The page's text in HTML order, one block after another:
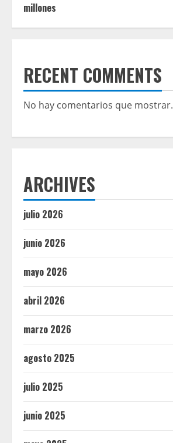
millones
RECENT COMMENTS
No hay comentarios que mostrar.
ARCHIVES
julio 2026
junio 2026
mayo 2026
abril 2026
marzo 2026
agosto 2025
julio 2025
junio 2025